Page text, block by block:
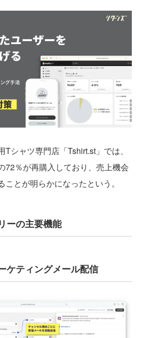
シャツ専門店「Tshirt.st」では、
72％が再購入しており、売上機会
とが明らかになったという。
ーの主要機能
ケティングメール配信